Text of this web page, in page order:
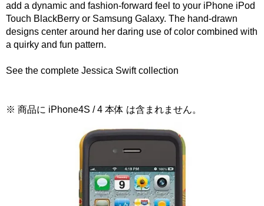
add a dynamic and fashion-forward feel to your iPhone iPod
Touch BlackBerry or Samsung Galaxy. The hand-drawn
designs center around her daring use of color combined with
a quirky and fun pattern.
See the complete Jessica Swift collection
※ 商品に iPhone4S / 4 本体 は含まれません。